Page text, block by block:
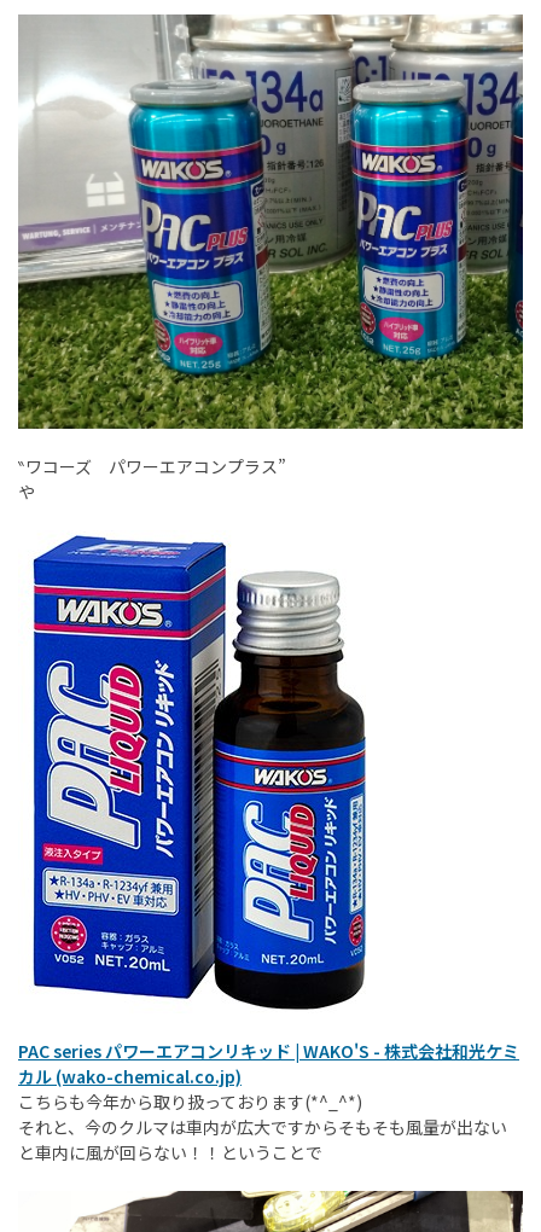
‶ワコーズ パワーエアコンプラス”
や
PAC series パワーエアコンリキッド | WAKO'S - 株式会社和光ケミ
カル (wako-chemical.co.jp)
こちらも今年から取り扱っております(*^_^*)
それと、今のクルマは車内が広大ですからそもそも風量が出ない
と車内に風が回らない！！ということで